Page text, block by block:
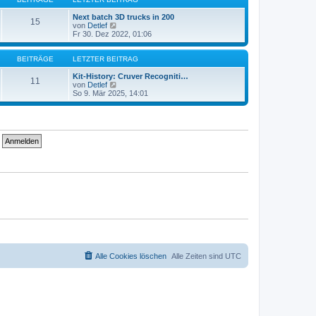
r
a
t
e
B
e
i
t
r
a
15
Next batch 3D trucks in 200
von Detlef
e
u
e
s
t
e
B
e
Fr 30. Dez 2022, 01:06
BEITRÄGE LETZTER BEITRAG
11
Kit-History: Cruver Recogniti…
von Detlef
e
u
So 9. Mär 2025, 14:01
Alle Zeiten sind UTC
Alle Cookies löschen